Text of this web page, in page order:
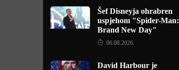
Šef Disneyja ohrabren
uspjehom "Spider-Man:
Brand New Day"
06.08.2026.
David Harbour je